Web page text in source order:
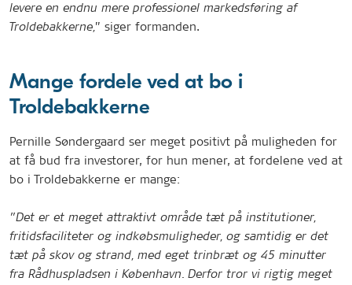
levere en endnu mere professionel markedsføring af
Troldebakkerne,” siger formanden.
Mange fordele ved at bo i
Troldebakkerne
Pernille Søndergaard ser meget positivt på muligheden for
at få bud fra investorer, for hun mener, at fordelene ved at
bo i Troldebakkerne er mange:
”Det er et meget attraktivt område tæt på institutioner,
fritidsfaciliteter og indkøbsmuligheder, og samtidig er det
tæt på skov og strand, med eget trinbræt og 45 minutter
fra Rådhuspladsen i København. Derfor tror vi rigtig meget